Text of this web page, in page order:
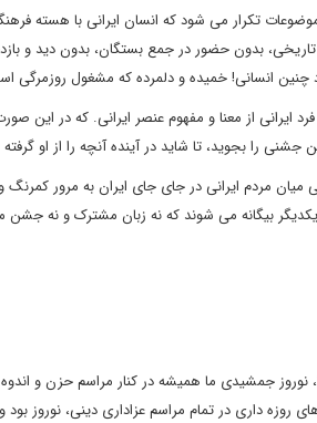
تکرار می شود که انسان ایرانی با هسته
بدون حضور در جمع بستگان، بدون دید و
چنین انسانی! خمیده و دلمرده که مشغول روزمرگی
از معنا و مفهوم عنصر ایرانی. که در این
را بجوید، تا شاید در آینده آنچه را از او گرفته
میان مردم ایرانی در جای جای ایران به مرور
بیگانه می شوند که نه زبان مشترک و نه
جمشیدی ما همیشه در کنار مراسم حزن و
روزه داری در تمام مراسم عزاداری دینی، نوروز